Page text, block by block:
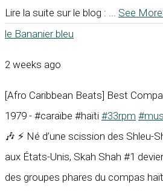
Lire la suite sur le blog : ... See More
le Bananier bleu
2 weeks ago
[Afro Caribbean Beats] Best
1979 - #caraïbe #haïti #33rpm
🎶 ⚡ Né d’une scission des Shleu-
aux États-Unis, Skah Shah #1
des groupes phares du compas